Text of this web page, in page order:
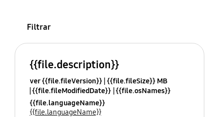
Filtrar
{{file.description}}
ver {{file.fileVersion}} {{file.fileSize}} MB
{{file.fileModifiedDate}} {{file.osNames}}
{{file.languageName}}
{{file.languageName}}